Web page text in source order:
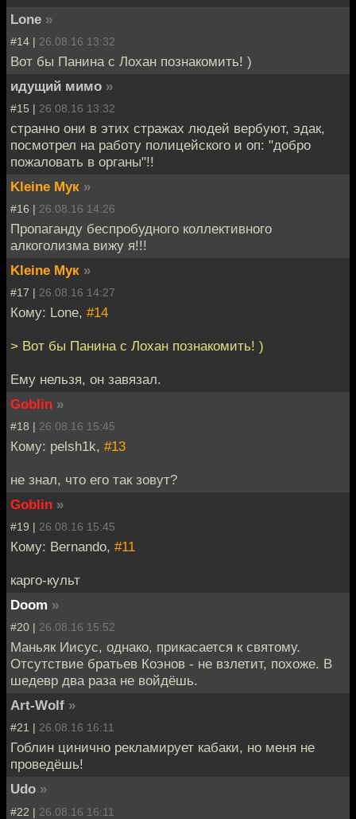
Lone »
#14 | 26.08.16 13:32
Вот бы Панина с Лохан познакомить! )
идущий мимо »
#15 | 26.08.16 13:32
странно они в этих стражах людей вербуют, эдак,
посмотрел на работу полицейского и оп: "добро
пожаловать в органы"!!
Kleine Мук »
#16 | 26.08.16 14:26
Пропаганду беспробудного коллективного
алкоголизма вижу я!!!
Kleine Мук »
#17 | 26.08.16 14:27
Кому: Lone, #14
> Вот бы Панина с Лохан познакомить! )
Ему нельзя, он завязал.
Goblin »
#18 | 26.08.16 15:45
Кому: pelsh1k, #13
не знал, что его так зовут?
Goblin »
#19 | 26.08.16 15:45
Кому: Bernando, #11
карго-культ
Doom »
#20 | 26.08.16 15:52
Маньяк Иисус, однако, прикасается к святому.
Отсутствие братьев Коэнов - не взлетит, похоже. В
шедевр два раза не войдёшь.
Art-Wolf »
#21 | 26.08.16 16:11
Гоблин цинично рекламирует кабаки, но меня не
проведёшь!
Udo »
#22 | 26.08.16 16:11